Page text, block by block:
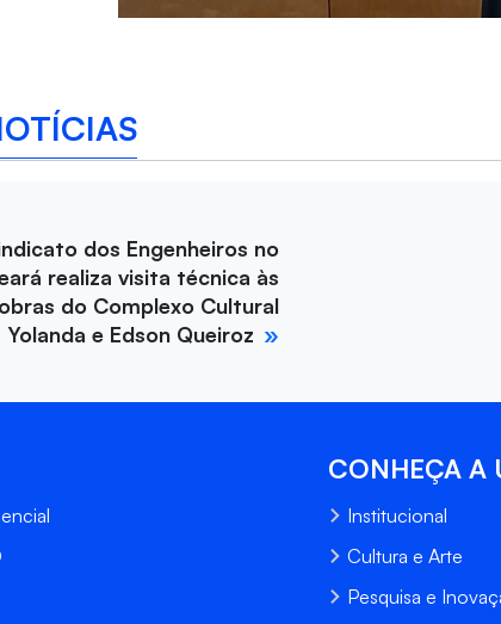
dos Engenheiros no
realiza visita técnica às
obras do Complexo Cultural
Yolanda e Edson Queiroz
CONHEÇA A
Institucional
Cultura e Arte
Pesquisa e